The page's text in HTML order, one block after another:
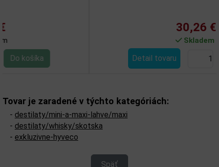
Tovar je zaradené v týchto kategóriách:
- destilaty/mini-a-maxi-lahve/maxi
- destilaty/whisky/skotska
- exkluzivne-hyveco
Späť